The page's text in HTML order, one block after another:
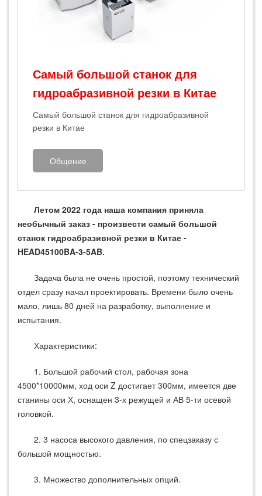
Самый большой станок для
гидроабразивной резки в Китае
Самый большой станок для гидроабразивной
резки в Китае
Общение
Летом 2022 года наша компания приняла
необычный заказ - произвести самый большой
станок гидроабразивной резки в Китае -
HEAD45100BA-3-5AB.
Задача была не очень простой, поэтому технический
отдел сразу начал проектировать. Времени было очень
мало, лишь 80 дней на разработку, выполнение и
испытания.
Характеристики:
1. Большой рабочий стол, рабочая зона
4500*10000мм, ход оси Z достигает 300мм, имеется две
станины оси Х, оснащен 3-х режущей и АВ 5-ти осевой
головкой.
2. 3 насоса высокого давления, по спецзаказу с
большой мощностью.
3. Множество дополнительных опций.